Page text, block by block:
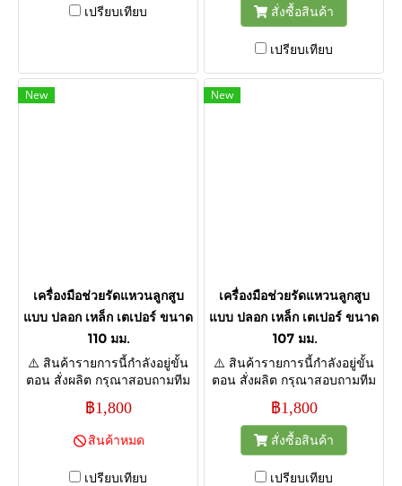
เปรียบเทียบ สั่งซื้อสินค้า
เปรียบเทียบ
New
เครื่องมือช่วยรัดแหวนลูกสูบ
แบบ ปลอก เหล็ก เตเปอร์ ขนาด
110 มม.
⚠️ สินค้ารายการนี้กำลังอยู่ขั้น
ตอน สั่งผลิต กรุณาสอบถามทีม
กำหนดส่งสินค้า ขอบคุณค่ะ
฿1,800
สินค้าหมด
เปรียบเทียบ
New
เครื่องมือช่วยรัดแหวนลูกสูบ
แบบ ปลอก เหล็ก เตเปอร์ ขนาด
107 มม.
⚠️ สินค้ารายการนี้กำลังอยู่ขั้น
ตอน สั่งผลิต กรุณาสอบถามทีม
กำหนดส่งสินค้า ขอบคุณค่ะ
฿1,800
สั่งซื้อสินค้า
เปรียบเทียบ